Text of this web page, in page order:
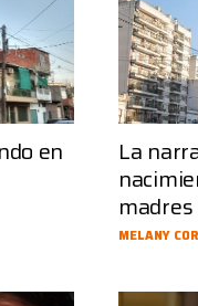
en La
madres
MELANY